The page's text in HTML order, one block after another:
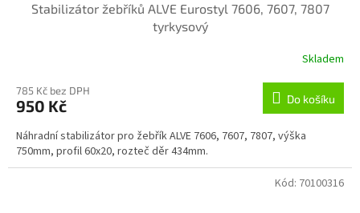
Stabilizátor žebříků ALVE Eurostyl 7606, 7607, 7807
tyrkysový
Skladem
785 Kč bez DPH
950 Kč Do košíku
Náhradní stabilizátor pro žebřík ALVE 7606, 7607, 7807, výška
750mm, profil 60x20, rozteč děr 434mm.
Kód: 70100316